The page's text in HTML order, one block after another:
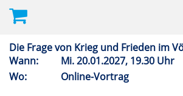
Die Frage von Krieg und Frieden im
Wann:
Mi.20.01.2027, 19.30 Uhr
Wo:
Online-Vortrag